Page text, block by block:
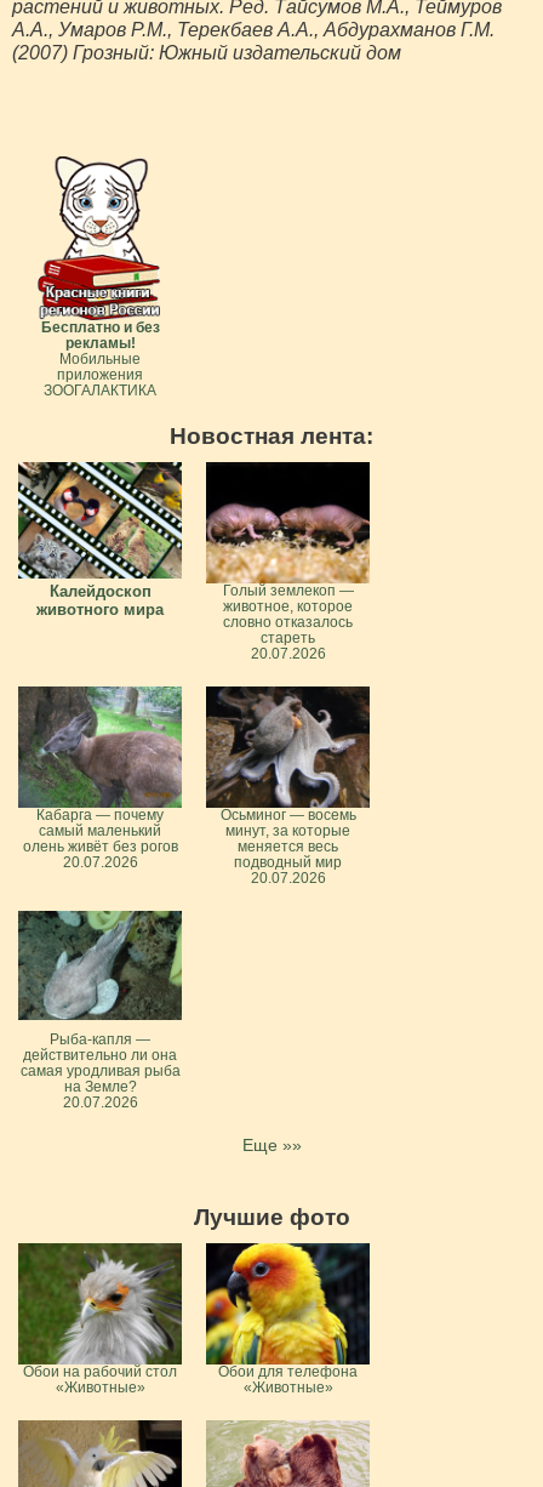
растений и животных. Ред. Тайсумов М.А., Теймуров
А.А., Умаров Р.М., Терекбаев А.А., Абдурахманов Г.М.
(2007) Грозный: Южный издательский дом
Бесплатно и без
рекламы!
Мобильные
приложения
ЗООГАЛАКТИКА
Новостная лента:
Калейдоскоп
животного мира
Голый землекоп —
животное, которое
словно отказалось
стареть
20.07.2026
Кабарга — почему
самый маленький
олень живёт без рогов
20.07.2026
Осьминог — восемь
минут, за которые
меняется весь
подводный мир
20.07.2026
Рыба-капля —
действительно ли она
самая уродливая рыба
на Земле?
20.07.2026
Еще »»
Лучшие фото
Обои на рабочий стол
«Животные»
Обои для телефона
«Животные»